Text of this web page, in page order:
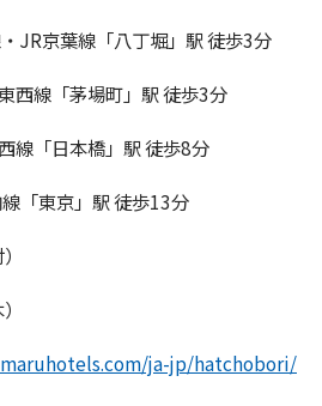
JR京葉線「八丁堀」駅 徒歩3分
線「茅場町」駅 徒歩3分
「日本橋」駅 徒歩8分
「東京」駅 徒歩13分
ja-jp/hatchobori/